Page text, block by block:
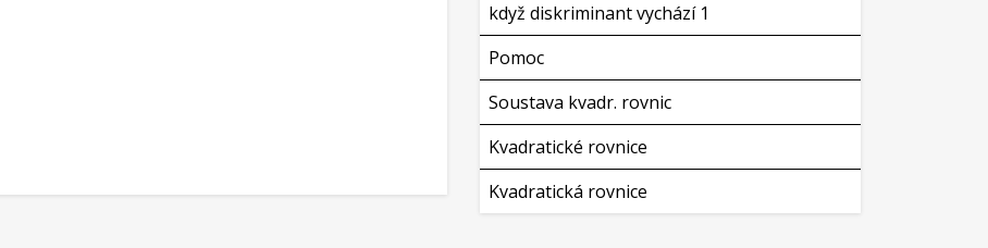
když diskriminant vychází 1
Pomoc
Soustava kvadr. rovnic
Kvadratické rovnice
Kvadratická rovnice